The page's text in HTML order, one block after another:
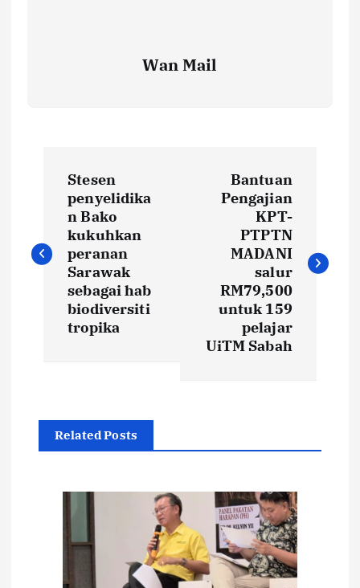
Wan Mail
s
Stesen
penyelidika
n Bako
kukuhkan
peranan
Sarawak
sebagai hab
biodiversiti
tropika
Bantuan
Pengajian
KPT-
PTPTN
MADANI
salur
RM79,500
untuk 159
pelajar
UiTM Sabah
Related Posts